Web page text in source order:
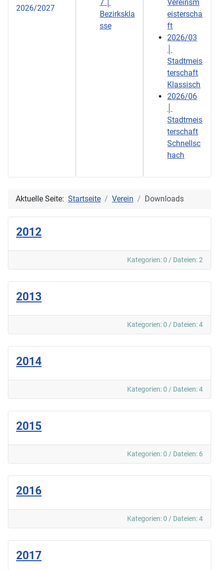
2026/2027
7 │
Bezirkskla
sse
Vereinsm
eisterscha
ft
2026/03
Stadtmeis
terschaft
Klassisch
2026/06
Stadtmeis
terschaft
Schnellsc
hach
Aktuelle Seite: Startseite Verein Downloads
2012
Kategorien: 0 / Dateien: 2
2013
Kategorien: 0 / Dateien: 4
2014
Kategorien: 0 / Dateien: 4
2015
Kategorien: 0 / Dateien: 6
2016
Kategorien: 0 / Dateien: 4
2017